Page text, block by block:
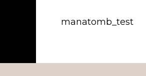
manatomb_test